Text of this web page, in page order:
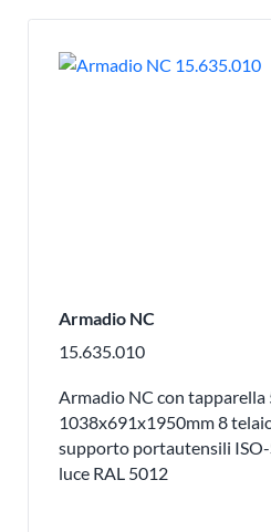
Armadio NC
15.635.010
Armadio NC con tapparella
1038x691x1950mm 8
supporto portautensili ISO-
luce RAL 5012